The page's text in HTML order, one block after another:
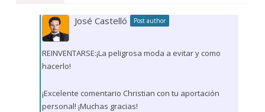
José Castelló Post author
REINVENTARSE:¡La peligrosa moda a evitar y como
hacerlo!
¡Excelente comentario Christian con tu aportación
personal! ¡Muchas gracias!